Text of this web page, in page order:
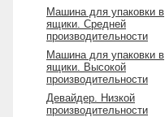
Машина для упаковки в
ящики. Средней
производительности
Машина для упаковки в
ящики. Высокой
производительности
Девайдер. Низкой
производительности